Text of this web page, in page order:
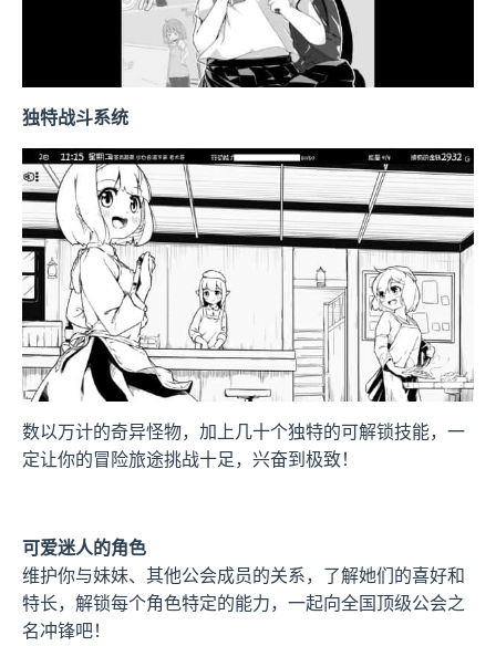
独特战斗系统
数以万计的奇异怪物，加上几十个独特的可解锁技能，一
定让你的冒险旅途挑战十足，兴奋到极致！
可爱迷人的角色
维护你与妹妹、其他公会成员的关系，了解她们的喜好和
特长，解锁每个角色特定的能力，一起向全国顶级公会之
名冲锋吧！